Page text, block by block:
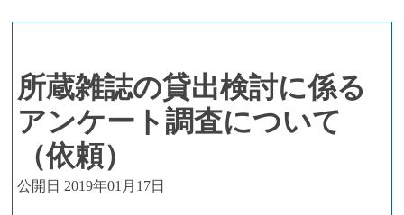
所蔵雑誌の貸出検討に係る
アンケート調査について
（依頼）
公開日 2019年01月17日